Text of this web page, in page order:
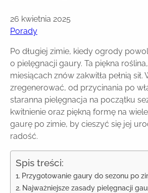
26 kwietnia 2025
Porady
Po długiej zimie, kiedy ogrody
o pielęgnacji gaury. Ta piękna
miesiącach znów zakwitła pełnią
zregenerować, od przycinania po
staranna pielęgnacja na początku
kwitnienie oraz piękną formę na
gaurę po zimie, by cieszyć się jej
radość.
Spis treści:
Przygotowanie gaury do sezonu po
Najważniejsze zasady pielęgnacji